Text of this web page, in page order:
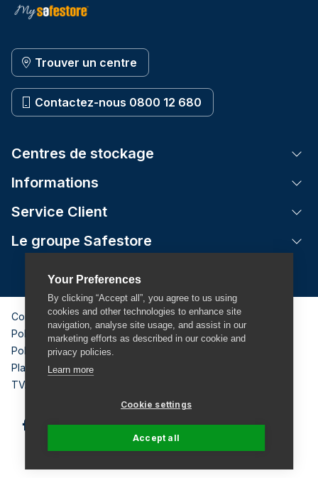
Your Preferences
By clicking “Accept all”, you agree to us using
cookies and other technologies to enhance site
navigation, analyse site usage, and assist in our
marketing efforts as described in our cookie and
privacy policies.
Learn more
Cookie settings
Accept all
Trouver un centre
Contactez-nous 0800 12 680
Centres de stockage
Informations
Service Client
Le groupe Safestore
Conditions Générales
Politique de confidentialité & mentions légales
Politique de Cookies
Plan de site
TVA: BE 0884 611 294